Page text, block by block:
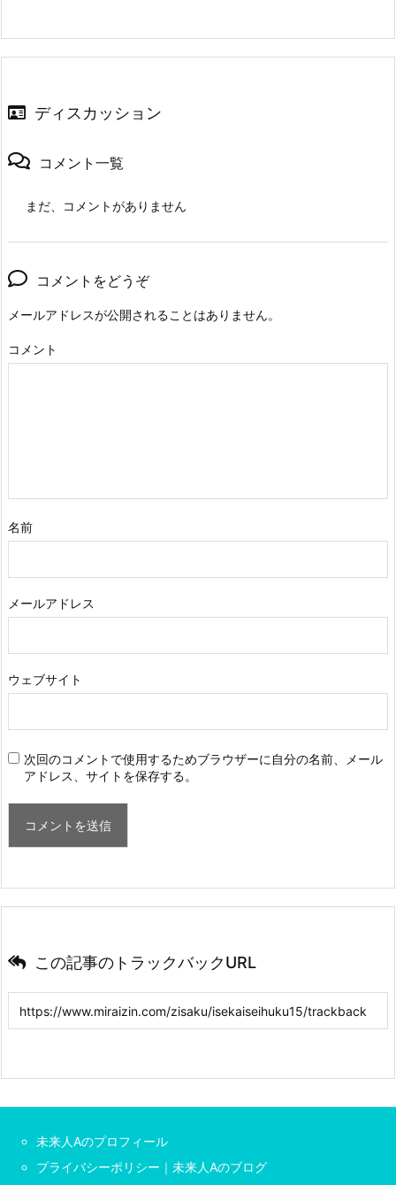
ディスカッション
コメント一覧
まだ、コメントがありません
コメントをどうぞ
メールアドレスが公開されることはありません。
コメント
名前
メールアドレス
ウェブサイト
次回のコメントで使用するためブラウザーに自分の名前、メール
アドレス、サイトを保存する。
この記事のトラックバックURL
未来人Aのプロフィール
プライバシーポリシー｜未来人Aのブログ